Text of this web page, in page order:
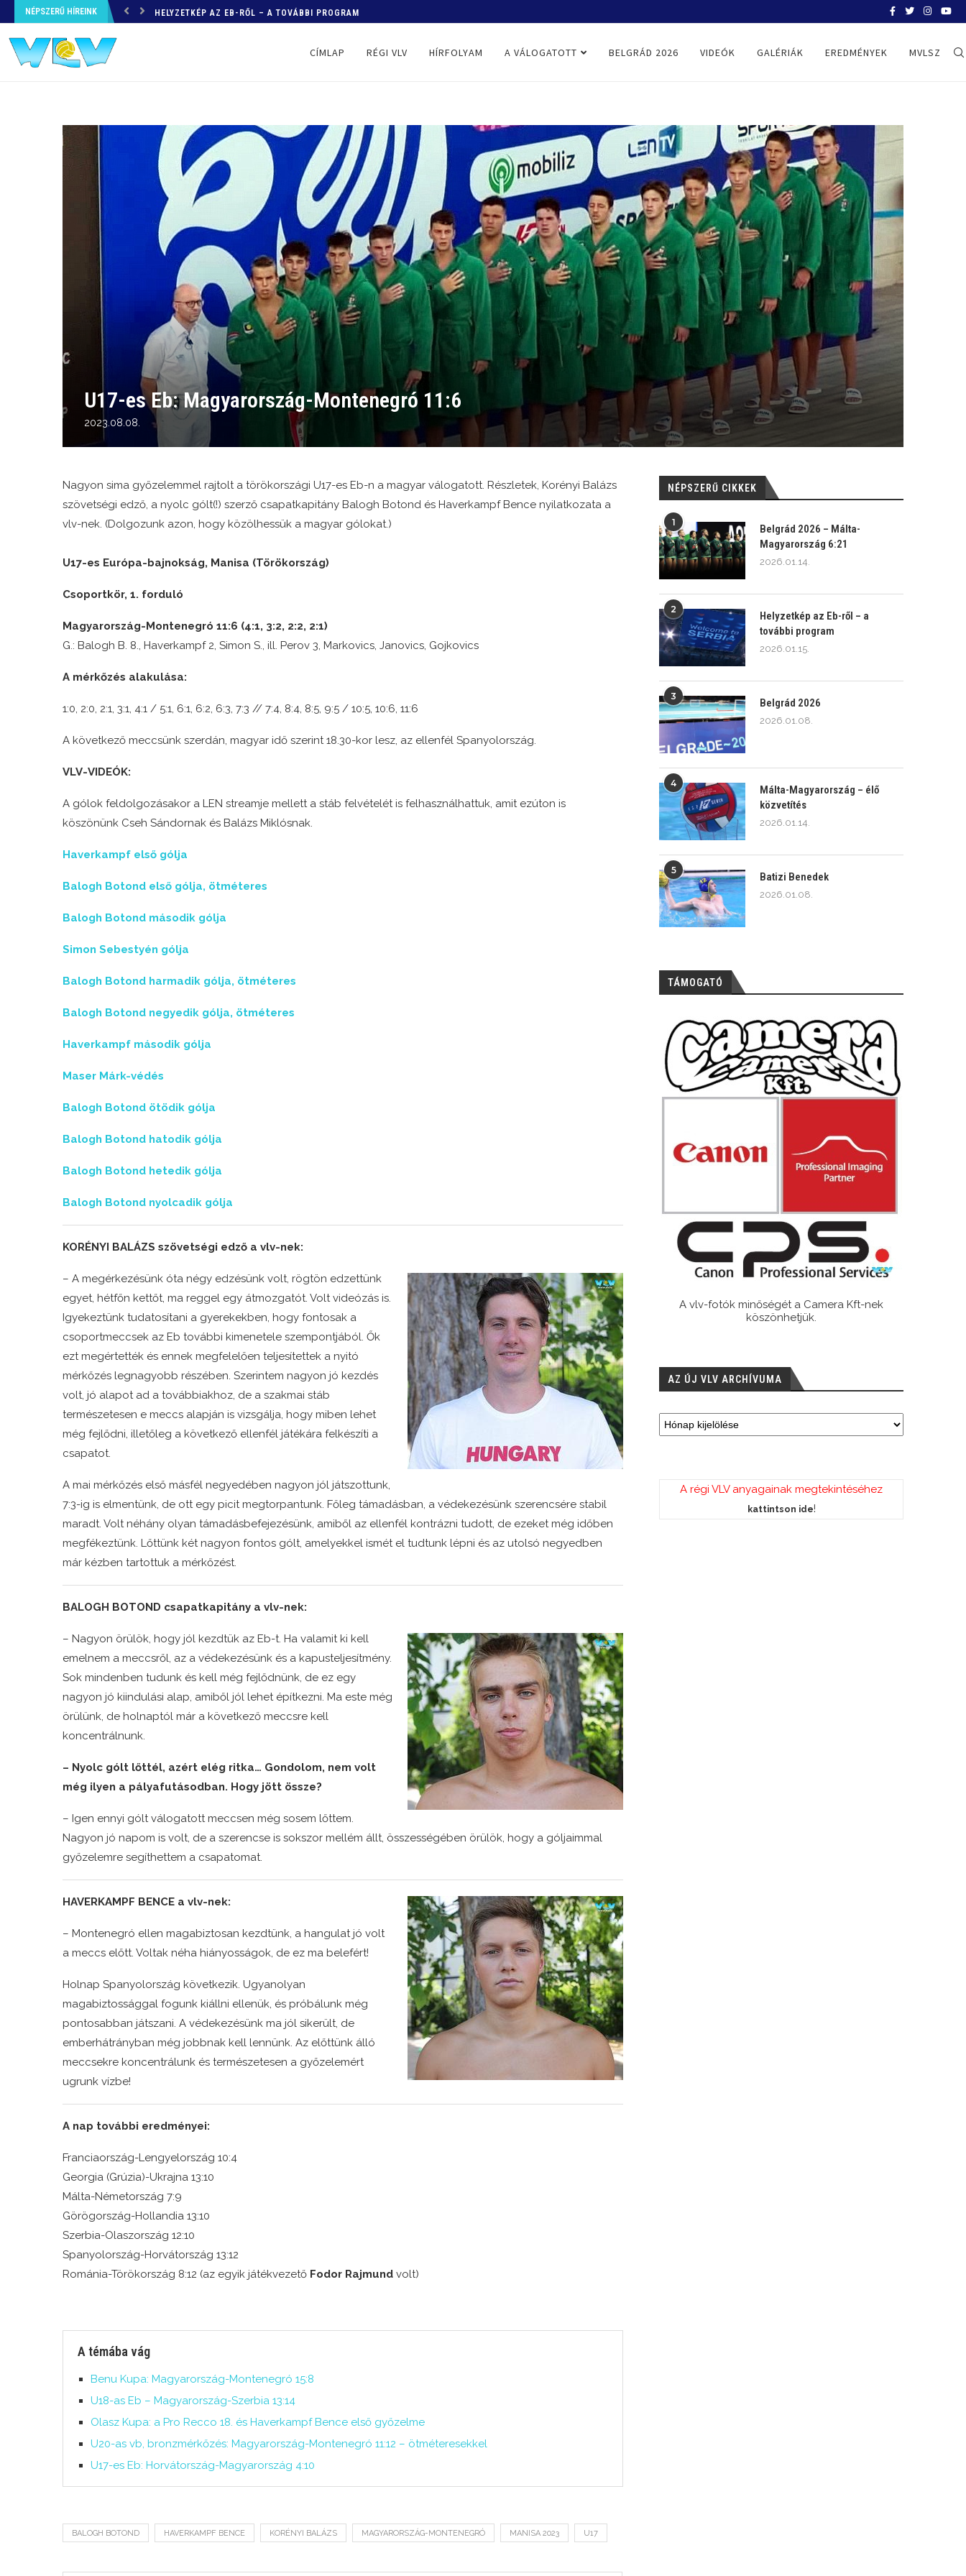
NÉPSZERŰ HÍREINK HELYZETKÉP AZ EB-RŐL – A TOVÁBBI PROGRAM
CÍMLAP RÉGI VLV HÍRFOLYAM A VÁLOGATOTT BELGRÁD 2026 VIDEÓK GALÉRIÁK EREDMÉNYEK MVLSZ
U17-es Eb: Magyarország-Montenegró 11:6
2023.08.08.
Nagyon sima győzelemmel rajtolt a törökországi U17-es Eb-n a magyar válogatott. Részletek, Korényi Balázs
szövetségi edző, a nyolc gólt(!) szerző csapatkapitány Balogh Botond és Haverkampf Bence nyilatkozata a
vlv-nek. (Dolgozunk azon, hogy közölhessük a magyar gólokat.)
U17-es Európa-bajnokság, Manisa (Törökország)
Csoportkör, 1. forduló
Magyarország-Montenegró 11:6 (4:1, 3:2, 2:2, 2:1)
G.: Balogh B. 8., Haverkampf 2, Simon S., ill. Perov 3, Markovics, Janovics, Gojkovics
A mérkőzés alakulása:
1:0, 2:0, 2:1, 3:1, 4:1 / 5:1, 6:1, 6:2, 6:3, 7:3 // 7:4, 8:4, 8:5, 9:5 / 10:5, 10:6, 11:6
A következő meccsünk szerdán, magyar idő szerint 18.30-kor lesz, az ellenfél Spanyolország.
VLV-VIDEÓK:
A gólok feldolgozásakor a LEN streamje mellett a stáb felvételét is felhasználhattuk, amit ezúton is
köszönünk Cseh Sándornak és Balázs Miklósnak.
Haverkampf első gólja
Balogh Botond első gólja, ötméteres
Balogh Botond második gólja
Simon Sebestyén gólja
Balogh Botond harmadik gólja, ötméteres
Balogh Botond negyedik gólja, ötméteres
Haverkampf második gólja
Maser Márk-védés
Balogh Botond ötödik gólja
Balogh Botond hatodik gólja
Balogh Botond hetedik gólja
Balogh Botond nyolcadik gólja
KORÉNYI BALÁZS szövetségi edző a vlv-nek:
– A megérkezésünk óta négy edzésünk volt, rögtön edzettünk
egyet, hétfőn kettőt, ma reggel egy átmozgatót. Volt videózás is.
Igyekeztünk tudatosítani a gyerekekben, hogy fontosak a
csoportmeccsek az Eb további kimenetele szempontjából. Ők
ezt megértették és ennek megfelelően teljesítettek a nyitó
mérkőzés legnagyobb részében. Szerintem nagyon jó kezdés
volt, jó alapot ad a továbbiakhoz, de a szakmai stáb
természetesen e meccs alapján is vizsgálja, hogy miben lehet
még fejlődni, illetőleg a következő ellenfél játékára felkészíti a
csapatot.
A mai mérkőzés első másfél negyedében nagyon jól játszottunk,
7:3-ig is elmentünk, de ott egy picit megtorpantunk. Főleg támadásban, a védekezésünk szerencsére stabil
maradt. Volt néhány olyan támadásbefejezésünk, amiből az ellenfél kontrázni tudott, de ezeket még időben
megfékeztünk. Lőttünk két nagyon fontos gólt, amelyekkel ismét el tudtunk lépni és az utolsó negyedben
már kézben tartottuk a mérkőzést.
BALOGH BOTOND csapatkapitány a vlv-nek:
– Nagyon örülök, hogy jól kezdtük az Eb-t. Ha valamit ki kell
emelnem a meccsről, az a védekezésünk és a kapusteljesítmény.
Sok mindenben tudunk és kell még fejlődnünk, de ez egy
nagyon jó kiindulási alap, amiből jól lehet építkezni. Ma este még
örülünk, de holnaptól már a következő meccsre kell
koncentrálnunk.
– Nyolc gólt lőttél, azért elég ritka… Gondolom, nem volt
még ilyen a pályafutásodban. Hogy jött össze?
– Igen ennyi gólt válogatott meccsen még sosem lőttem.
Nagyon jó napom is volt, de a szerencse is sokszor mellém állt, összességében örülök, hogy a góljaimmal
győzelemre segíthettem a csapatomat.
HAVERKAMPF BENCE a vlv-nek:
– Montenegró ellen magabiztosan kezdtünk, a hangulat jó volt
a meccs előtt. Voltak néha hiányosságok, de ez ma belefért!
Holnap Spanyolország következik. Ugyanolyan
magabiztossággal fogunk kiállni ellenük, és próbálunk még
pontosabban játszani. A védekezésünk ma jól sikerült, de
emberhátrányban még jobbnak kell lennünk. Az előttünk álló
meccsekre koncentrálunk és természetesen a győzelemért
ugrunk vízbe!
A nap további eredményei:
Franciaország-Lengyelország 10:4
Georgia (Grúzia)-Ukrajna 13:10
Málta-Németország 7:9
Görögország-Hollandia 13:10
Szerbia-Olaszország 12:10
Spanyolország-Horvátország 13:12
Románia-Törökország 8:12 (az egyik játékvezető Fodor Rajmund volt)
A témába vág
Benu Kupa: Magyarország-Montenegró 15:8
U18-as Eb – Magyarország-Szerbia 13:14
Olasz Kupa: a Pro Recco 18. és Haverkampf Bence első győzelme
U20-as vb, bronzmérkőzés: Magyarország-Montenegró 11:12 – ötméteresekkel
U17-es Eb: Horvátország-Magyarország 4:10
BALOGH BOTOND HAVERKAMPF BENCE KORÉNYI BALÁZS MAGYARORSZÁG-MONTENEGRÓ MANISA 2023 U17
NÉPSZERŰ CIKKEK
1
Belgrád 2026 – Málta-
Magyarország 6:21
2026.01.14.
2
Helyzetkép az Eb-ről – a
további program
2026.01.15.
3
Belgrád 2026
2026.01.08.
4
Málta-Magyarország – élő
közvetítés
2026.01.14.
5
Batizi Benedek
2026.01.08.
TÁMOGATÓ
A vlv-fotók minőségét a Camera Kft-nek
köszönhetjük.
AZ ÚJ VLV ARCHÍVUMA
A régi VLV anyagainak megtekintéséhez
kattintson ide!